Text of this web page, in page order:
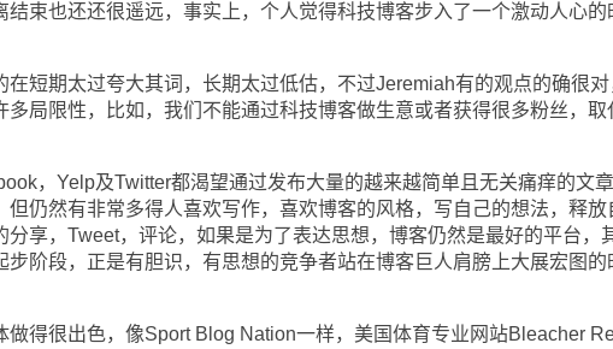
结束也还还很遥远，事实上，个人觉得科技博客步入了一个激动人心的
期太过夸大其词，长期太过低估，不过Jeremiah有的观点的确很对
多局限性，比如，我们不能通过科技博客做生意或者获得很多粉丝，取
，Yelp及Twitter都渴望通过发布大量的越来越简单且无关痛痒的文
但仍然有非常多得人喜欢写作，喜欢博客的风格，写自己的想法，释放
分享，Tweet，评论，如果是为了表达思想，博客仍然是最好的平台，
步阶段，正是有胆识，有思想的竞争者站在博客巨人肩膀上大展宏图的
很出色，像Sport Blog Nation一样，美国体育专业网站Bleacher